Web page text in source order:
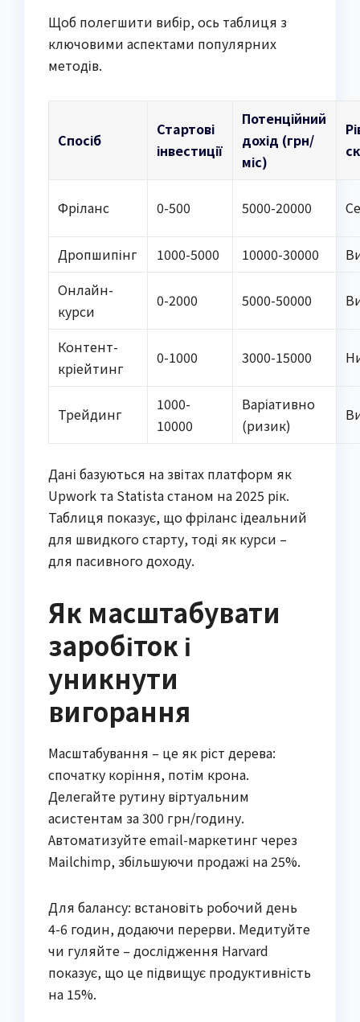
Щоб полегшити вибір, ось таблиця з
ключовими аспектами популярних
методів.
Спосіб
Стартові
інвестиції
Потенційний
дохід (грн/
міс)
Фріланс 0-500 5000-20000
Дропшипінг 1000-5000 10000-30000
Онлайн-
курси
0-2000 5000-50000
Контент-
кріейтинг
0-1000 3000-15000
Трейдинг
1000-
10000
Варіативно
(ризик)
Дані базуються на звітах платформ як
Upwork та Statista станом на 2025 рік.
Таблиця показує, що фріланс ідеальний
для швидкого старту, тоді як курси –
для пасивного доходу.
Як масштабувати
заробіток і
уникнути
вигорання
Масштабування – це як ріст дерева:
спочатку коріння, потім крона.
Делегайте рутину віртуальним
асистентам за 300 грн/годину.
Автоматизуйте email-маркетинг через
Mailchimp, збільшуючи продажі на 25%.
Для балансу: встановіть робочий день
4-6 годин, додаючи перерви. Медитуйте
чи гуляйте – дослідження Harvard
показує, що це підвищує продуктивність
на 15%.